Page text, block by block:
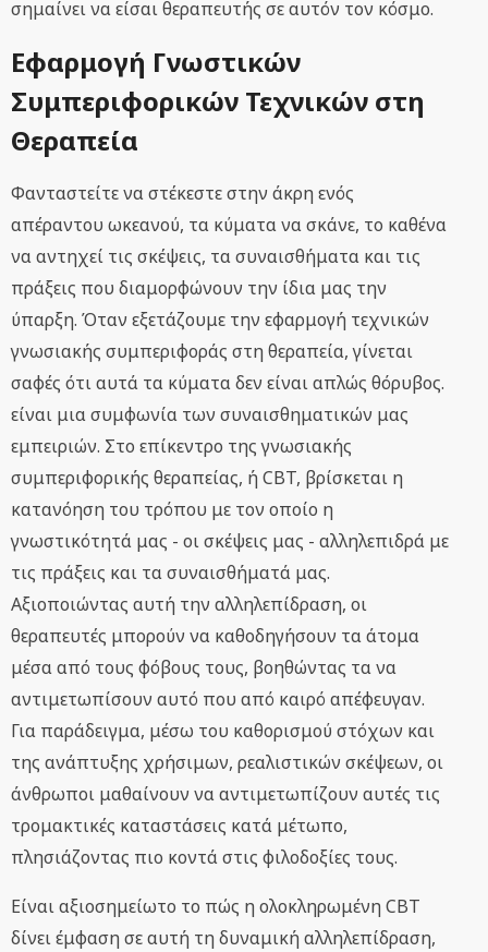
σημαίνει να είσαι θεραπευτής σε αυτόν τον κόσμο.
Εφαρμογή Γνωστικών
Συμπεριφορικών Τεχνικών στη
Θεραπεία
Φανταστείτε να στέκεστε στην άκρη ενός
απέραντου ωκεανού, τα κύματα να σκάνε, το καθένα
να αντηχεί τις σκέψεις, τα συναισθήματα και τις
πράξεις που διαμορφώνουν την ίδια μας την
ύπαρξη. Όταν εξετάζουμε την εφαρμογή τεχνικών
γνωσιακής συμπεριφοράς στη θεραπεία, γίνεται
σαφές ότι αυτά τα κύματα δεν είναι απλώς θόρυβος.
είναι μια συμφωνία των συναισθηματικών μας
εμπειριών. Στο επίκεντρο της γνωσιακής
συμπεριφορικής θεραπείας, ή CBT, βρίσκεται η
κατανόηση του τρόπου με τον οποίο η
γνωστικότητά μας - οι σκέψεις μας - αλληλεπιδρά με
τις πράξεις και τα συναισθήματά μας.
Αξιοποιώντας αυτή την αλληλεπίδραση, οι
θεραπευτές μπορούν να καθοδηγήσουν τα άτομα
μέσα από τους φόβους τους, βοηθώντας τα να
αντιμετωπίσουν αυτό που από καιρό απέφευγαν.
Για παράδειγμα, μέσω του καθορισμού στόχων και
της ανάπτυξης χρήσιμων, ρεαλιστικών σκέψεων, οι
άνθρωποι μαθαίνουν να αντιμετωπίζουν αυτές τις
τρομακτικές καταστάσεις κατά μέτωπο,
πλησιάζοντας πιο κοντά στις φιλοδοξίες τους.
Είναι αξιοσημείωτο το πώς η ολοκληρωμένη CBT
δίνει έμφαση σε αυτή τη δυναμική αλληλεπίδραση,